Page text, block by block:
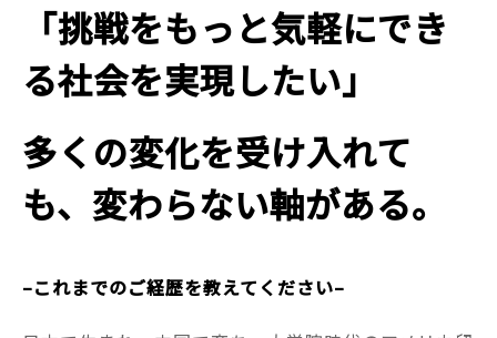
「挑戦をもっと気軽にでき
る社会を実現したい」
多くの変化を受け入れて
も、変わらない軸がある。
–これまでのご経歴を教えてください–